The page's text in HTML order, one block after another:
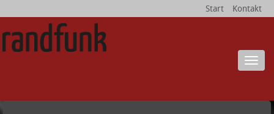
Start Kontakt
Menu